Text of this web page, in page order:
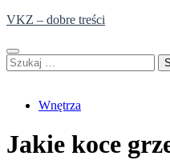
Skip
content
VKZ – dobre treści
Szukaj:
Wnętrza
Jakie koce